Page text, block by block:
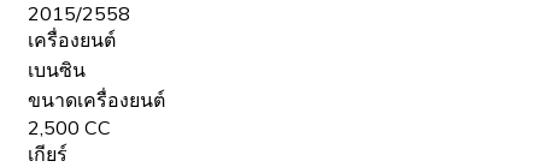
2015/2558
เครื่องยนต์
เบนซิน
ขนาดเครื่องยนต์
2,500 CC
เกียร์